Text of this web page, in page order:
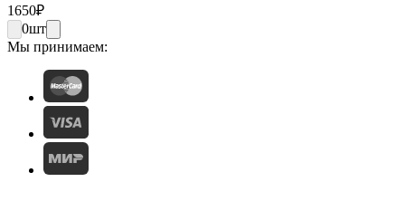
1650₽
0шт
Мы принимаем: